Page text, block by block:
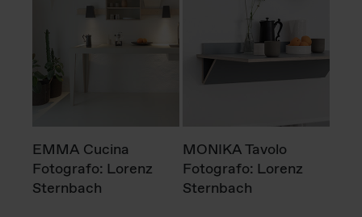
EMMA Cucina
Fotografo: Lorenz
Sternbach
MONIKA Tavolo
Fotografo: Lorenz
Sternbach